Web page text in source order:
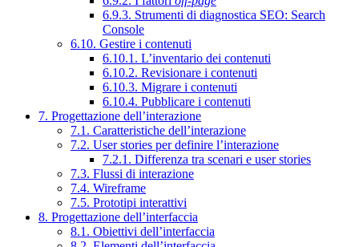
6.9.3. Strumenti di diagnostica SEO: Search
Console
6.10. Gestire i contenuti
6.10.1. L’inventario dei contenuti
6.10.2. Revisionare i contenuti
6.10.3. Migrare i contenuti
6.10.4. Pubblicare i contenuti
7. Progettazione dell’interazione
7.1. Caratteristiche dell’interazione
7.2. User stories per definire l’interazione
7.2.1. Differenza tra scenari e user stories
7.3. Flussi di interazione
7.4. Wireframe
7.5. Prototipi interattivi
8. Progettazione dell’interfaccia
8.1. Obiettivi dell’interfaccia